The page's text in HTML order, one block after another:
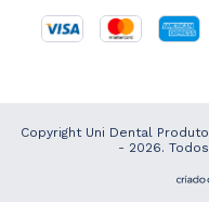
Copyright Uni Dental
- 2026.